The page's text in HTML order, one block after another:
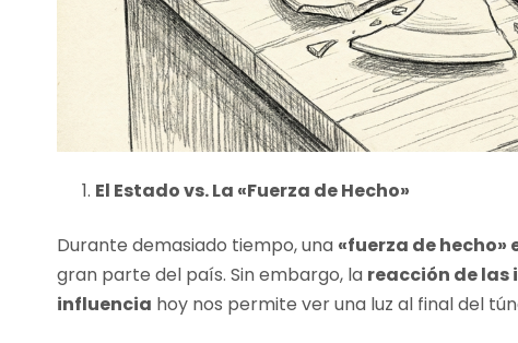
El Estado vs. La «Fuerza de Hecho»
Durante demasiado tiempo, una «fuerza de
gran parte del país. Sin embargo, la reacción de
influencia hoy nos permite ver una luz al final del